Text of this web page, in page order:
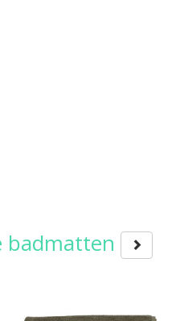
badmatten